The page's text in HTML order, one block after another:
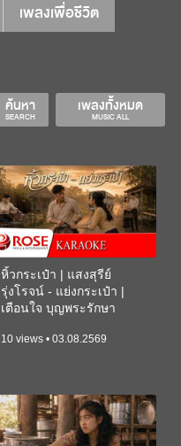
เพลงเพื่อชีวิต
เพลงทั้งหมด
MUSIC ALL
ค้นหา
SEARCH
หิ้วกระเป๋า | แสงสุรีย์
รุ่งโรจน์ - แย่งกระเป๋า |
เตือนใจ บุญพระรักษา
10 views • 03.08.2569